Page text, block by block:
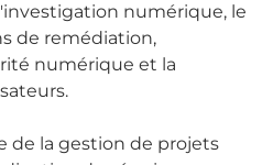
numérique, le
de remédiation,
numérique et la
de la gestion de projets